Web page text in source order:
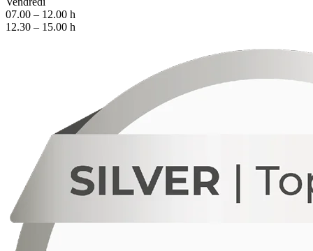
07.00 – 12.00 h
12.30 – 15.00 h